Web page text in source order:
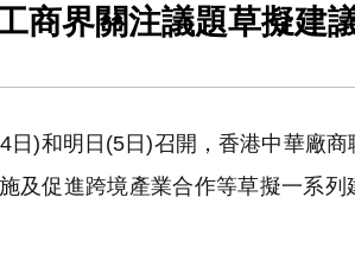
商界關注議題草擬建
)和明日(5日)召開，香港中華廠商
及促進跨境產業合作等草擬一系列